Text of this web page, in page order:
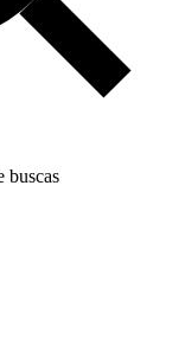
buscas